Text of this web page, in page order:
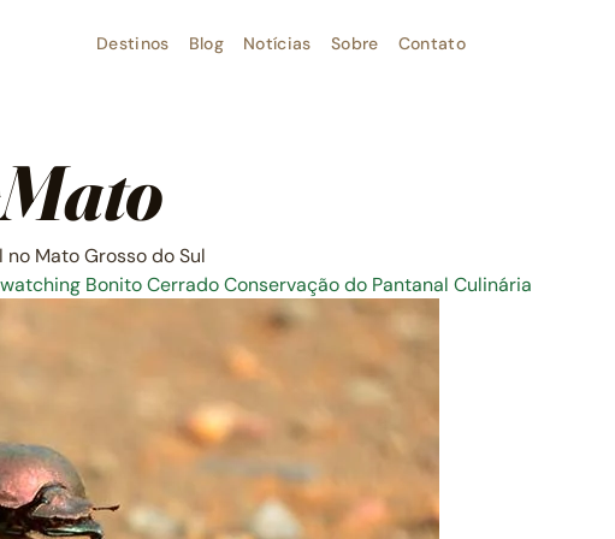
Destinos Blog Notícias Sobre Contato
Mato Grosso do Sul
BonitoCerradoConservação do Pantanal Culinária